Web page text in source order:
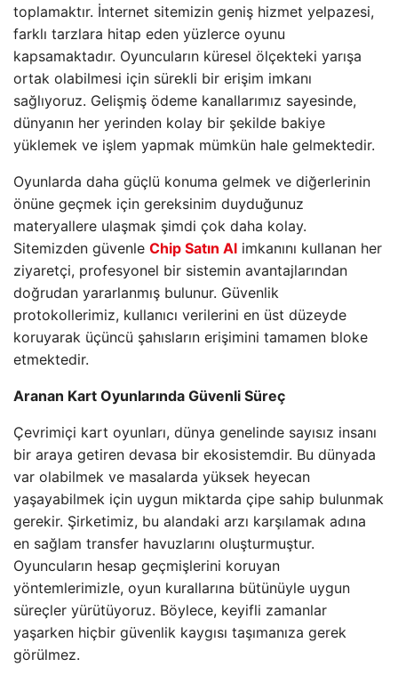
toplamaktır. İnternet sitemizin geniş hizmet yelpazesi,
farklı tarzlara hitap eden yüzlerce oyunu
kapsamaktadır. Oyuncuların küresel ölçekteki yarışa
ortak olabilmesi için sürekli bir erişim imkanı
sağlıyoruz. Gelişmiş ödeme kanallarımız sayesinde,
dünyanın her yerinden kolay bir şekilde bakiye
yüklemek ve işlem yapmak mümkün hale gelmektedir.
Oyunlarda daha güçlü konuma gelmek ve diğerlerinin
önüne geçmek için gereksinim duyduğunuz
materyallere ulaşmak şimdi çok daha kolay.
Sitemizden güvenle Chip Satın Al imkanını kullanan her
ziyaretçi, profesyonel bir sistemin avantajlarından
doğrudan yararlanmış bulunur. Güvenlik
protokollerimiz, kullanıcı verilerini en üst düzeyde
koruyarak üçüncü şahısların erişimini tamamen bloke
etmektedir.
Aranan Kart Oyunlarında Güvenli Süreç
Çevrimiçi kart oyunları, dünya genelinde sayısız insanı
bir araya getiren devasa bir ekosistemdir. Bu dünyada
var olabilmek ve masalarda yüksek heyecan
yaşayabilmek için uygun miktarda çipe sahip bulunmak
gerekir. Şirketimiz, bu alandaki arzı karşılamak adına
en sağlam transfer havuzlarını oluşturmuştur.
Oyuncuların hesap geçmişlerini koruyan
yöntemlerimizle, oyun kurallarına bütünüyle uygun
süreçler yürütüyoruz. Böylece, keyifli zamanlar
yaşarken hiçbir güvenlik kaygısı taşımanıza gerek
görülmez.